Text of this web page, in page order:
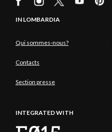
IN LOMBARDIA
Qui sommes-nous?
Contacts
Section presse
INTEGRATED WITH